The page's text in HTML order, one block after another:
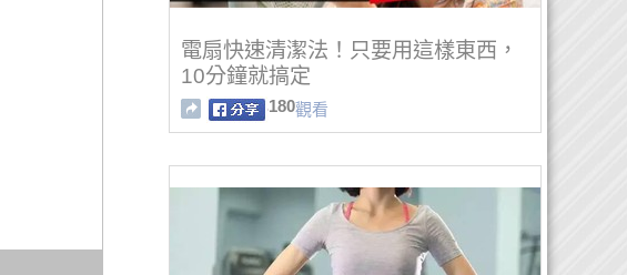
電扇快速清潔法！只要用這樣東西，
10分鐘就搞定
180觀看